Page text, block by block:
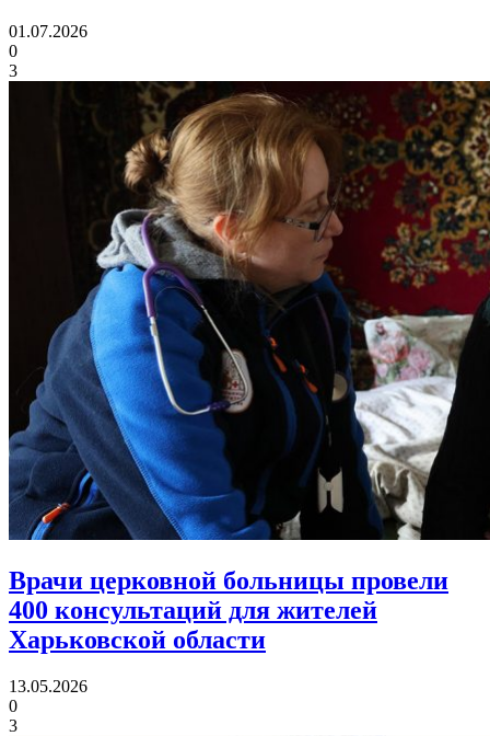
01.07.2026
0
3
Врачи церковной больницы провели
400 консультаций для жителей
Харьковской области
13.05.2026
0
3